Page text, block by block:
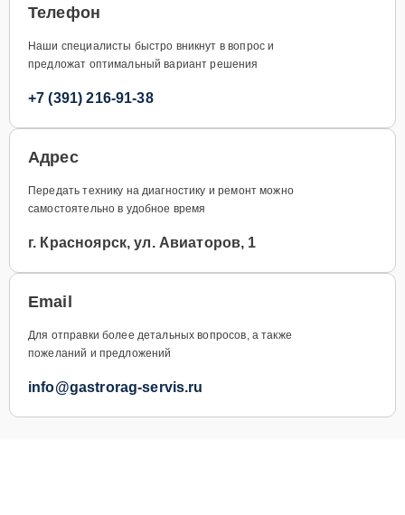
Телефон
Наши специалисты быстро вникнут в вопрос и
предложат оптимальный вариант решения
+7 (391) 216-91-38
Адрес
Передать технику на диагностику и ремонт можно
самостоятельно в удобное время
г. Красноярск, ул. Авиаторов, 1
Email
Для отправки более детальных вопросов, а также
пожеланий и предложений
info@gastrorag-servis.ru